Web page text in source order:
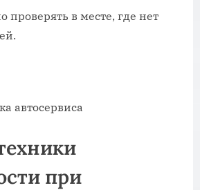
проверять в месте, где нет
автосервиса
при